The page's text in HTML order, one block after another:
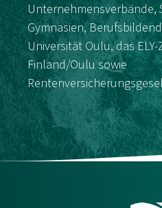
Gymnasien,
Universität Oulu, das
Finland/Oulu sowie